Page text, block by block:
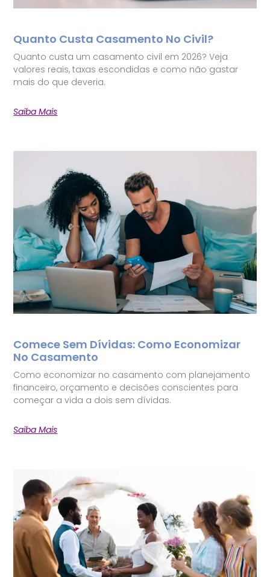
Quanto Custa Casamento No Civil?
Quanto custa um casamento civil em 2026? Veja
valores reais, taxas escondidas e como não gastar
mais do que deveria.
Saiba Mais
Comece Sem Dívidas: Como Economizar
No Casamento
Como economizar no casamento com planejamento
financeiro, orçamento e decisões conscientes para
começar a vida a dois sem dívidas.
Saiba Mais